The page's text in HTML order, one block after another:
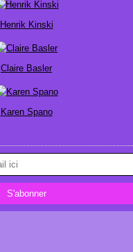
Henrik Kinski
Claire Basler
Karen Spano